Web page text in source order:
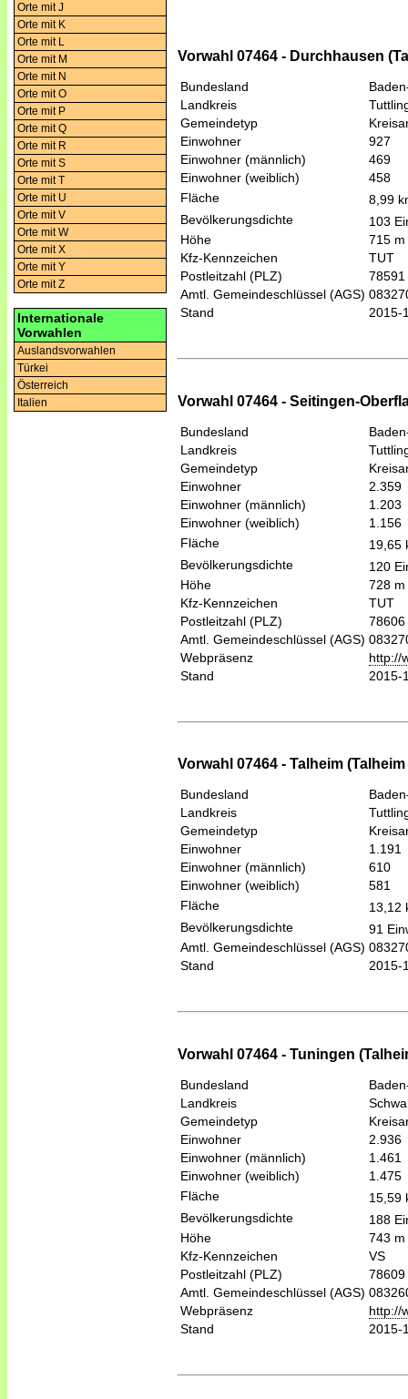
Orte mit J
Orte mit K
Orte mit L
Orte mit M
Orte mit N
Orte mit O
Orte mit P
Orte mit Q
Orte mit R
Orte mit S
Orte mit T
Orte mit U
Orte mit V
Orte mit W
Orte mit X
Orte mit Y
Orte mit Z
Internationale
Vorwahlen
Auslandsvorwahlen
Türkei
Österreich
Italien
Vorwahl 07464 - Durchhausen
Bundesland
Landkreis
Gemeindetyp
Einwohner
927
Einwohner (männlich)
469
Einwohner (weiblich)
458
Fläche
8,99
Bevölkerungsdichte
103
Höhe
715 m
Kfz-Kennzeichen
TUT
Postleitzahl (PLZ)
78591
Amtl. Gemeindeschlüssel (AGS)
Stand
2015-
Vorwahl 07464 - Seitingen-
Bundesland
Landkreis
Gemeindetyp
Einwohner
2.359
Einwohner (männlich)
1.203
Einwohner (weiblich)
1.156
Fläche
19,65
Bevölkerungsdichte
120
Höhe
728 m
Kfz-Kennzeichen
TUT
Postleitzahl (PLZ)
78606
Amtl. Gemeindeschlüssel (AGS)
Webpräsenz
http://
Stand
2015-
Vorwahl 07464 - Talheim
Bundesland
Landkreis
Gemeindetyp
Einwohner
1.191
Einwohner (männlich)
610
Einwohner (weiblich)
581
Fläche
13,12
Bevölkerungsdichte
91
Amtl. Gemeindeschlüssel (AGS)
Stand
2015-
Vorwahl 07464 - Tuningen
Bundesland
Landkreis
Gemeindetyp
Einwohner
2.936
Einwohner (männlich)
1.461
Einwohner (weiblich)
1.475
Fläche
15,59
Bevölkerungsdichte
188
Höhe
743 m
Kfz-Kennzeichen
VS
Postleitzahl (PLZ)
78609
Amtl. Gemeindeschlüssel (AGS)
Webpräsenz
http://
Stand
2015-